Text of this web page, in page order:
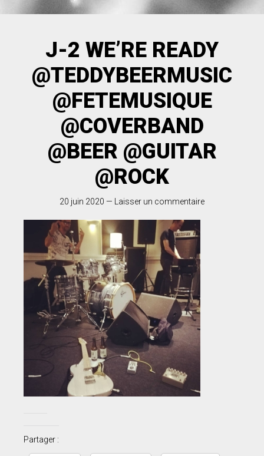
J-2 WE’RE READY
@TEDDYBEERMUSIC
@FETEMUSIQUE
@COVERBAND
@BEER @GUITAR
@ROCK
20 juin 2020 — Laisser un commentaire
Partager :